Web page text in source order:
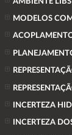
MODELOS
INCERTEZA
INCERTEZA